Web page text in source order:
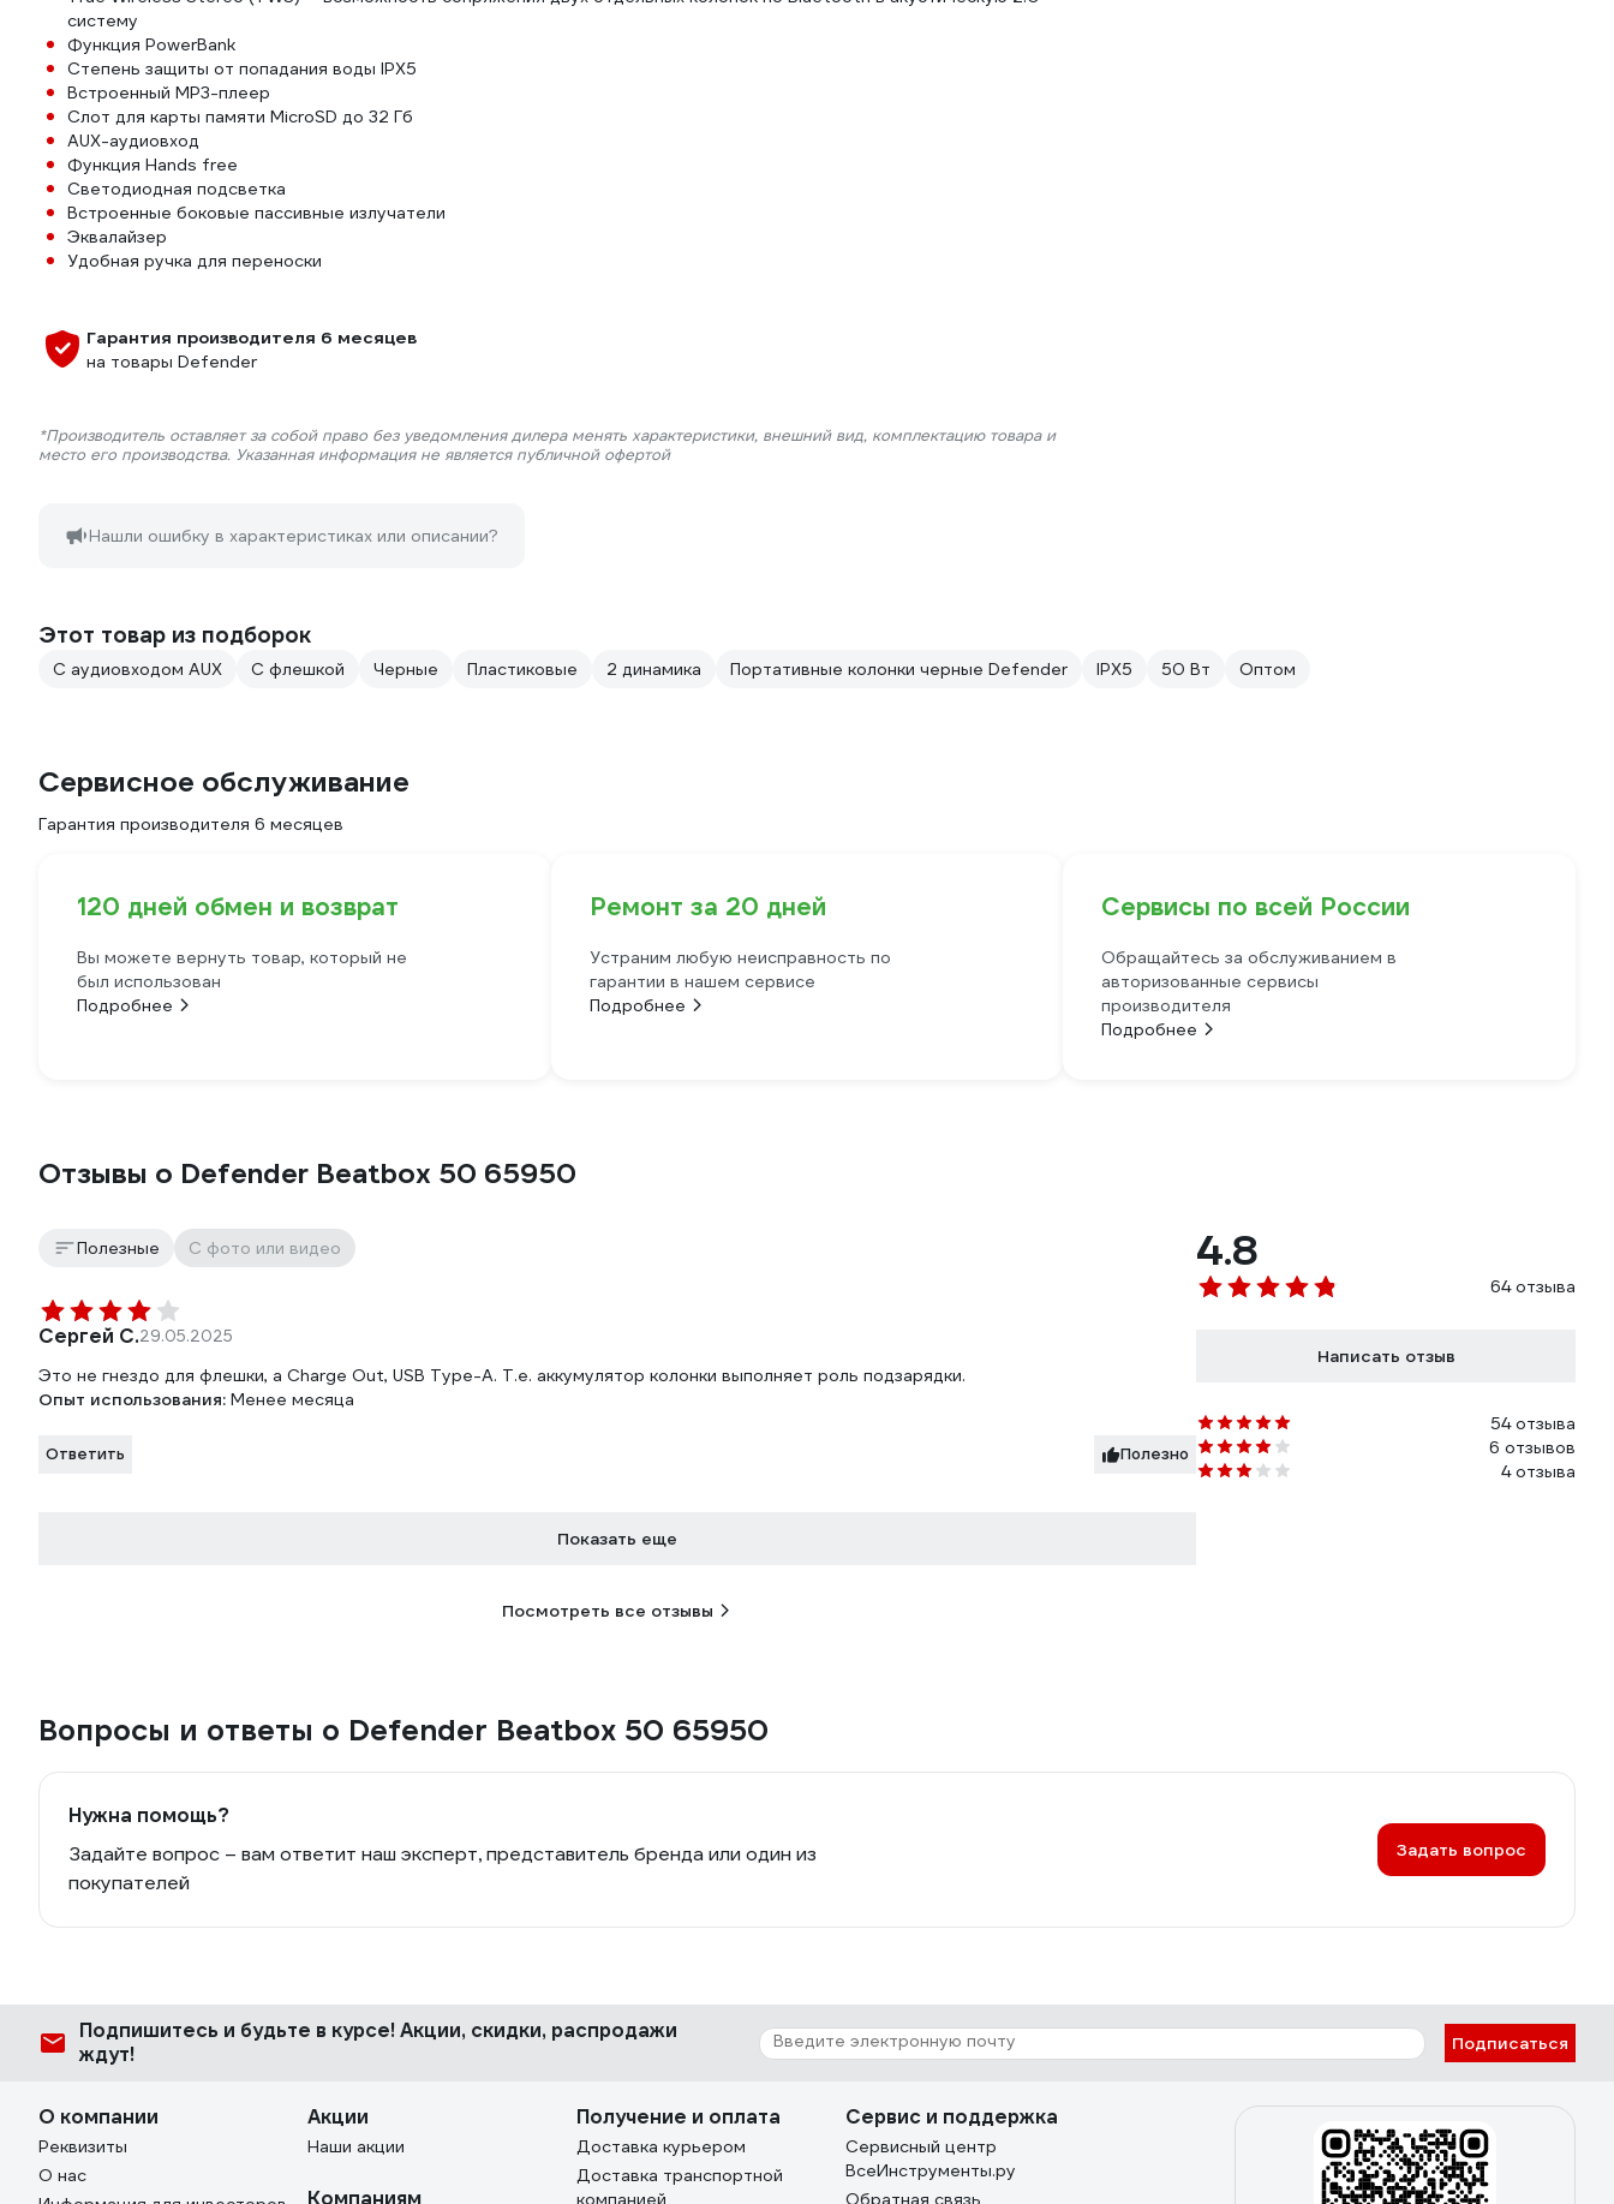
систему
Функция PowerBank
Степень защиты от попадания воды IPX5
Встроенный MP3-плеер
Слот для карты памяти MicroSD до 32 Гб
AUX-аудиовход
Функция Hands free
Светодиодная подсветка
Встроенные боковые пассивные излучатели
Эквалайзер
Удобная ручка для переноски
Гарантия производителя 6 месяцев
на товары Defender
*Производитель оставляет за собой право без уведомления дилера менять характеристики, внешний вид, комплектацию товара и
место его производства. Указанная информация не является публичной офертой
Нашли ошибку в характеристиках или описании?
Этот товар из подборок
С аудиовходом AUX С флешкой Черные Пластиковые 2 динамика Портативные колонки черные Defender IPX5 50 Вт Оптом
Сервисное обслуживание
Гарантия производителя 6 месяцев
120 дней обмен и возврат
Вы можете вернуть товар, который не
был использован
Подробнее
Ремонт за 20 дней
Устраним любую неисправность по
гарантии в нашем сервисе
Подробнее
Сервисы по всей России
Обращайтесь за обслуживанием в
авторизованные сервисы
производителя
Подробнее
Отзывы о Defender Beatbox 50 65950
4.8
64 отзыва
Написать отзыв
54 отзыва
6 отзывов
4 отзыва
Полезные С фото или видео
Сергей С.29.05.2025
Это не гнездо для флешки, а Charge Out, USB Type-А. Т.е. аккумулятор колонки выполняет роль подзарядки.
Опыт использования: Менее месяца
Ответить Полезно
Показать еще
Посмотреть все отзывы
Вопросы и ответы о Defender Beatbox 50 65950
Нужна помощь?
Задайте вопрос – вам ответит наш эксперт, представитель бренда или один из
покупателей
Задать вопрос
Подпишитесь и будьте в курсе! Акции, скидки, распродажи
ждут!
Подписаться
О компании
Реквизиты
О нас
Акции
Наши акции
Получение и оплата
Доставка курьером
Доставка транспортной
компанией
Сервис и поддержка
Сервисный центр
ВсеИнструменты.ру
Обратная связь